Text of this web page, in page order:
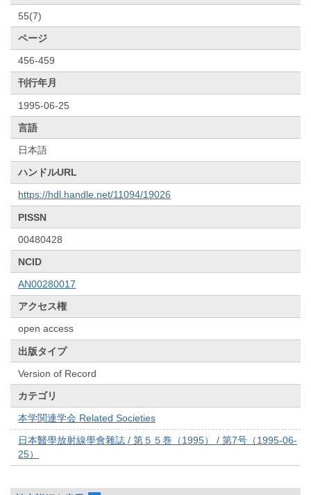
55(7)
ページ
456-459
刊行年月
1995-06-25
言語
日本語
ハンドルURL
https://hdl.handle.net/11094/19026
PISSN
00480428
NCID
AN00280017
アクセス権
open access
出版タイプ
Version of Record
カテゴリ
本学関連学会 Related Societies
日本醫學放射線學會雜誌 / 第５５巻（1995） / 第7号（1995-06-
25）